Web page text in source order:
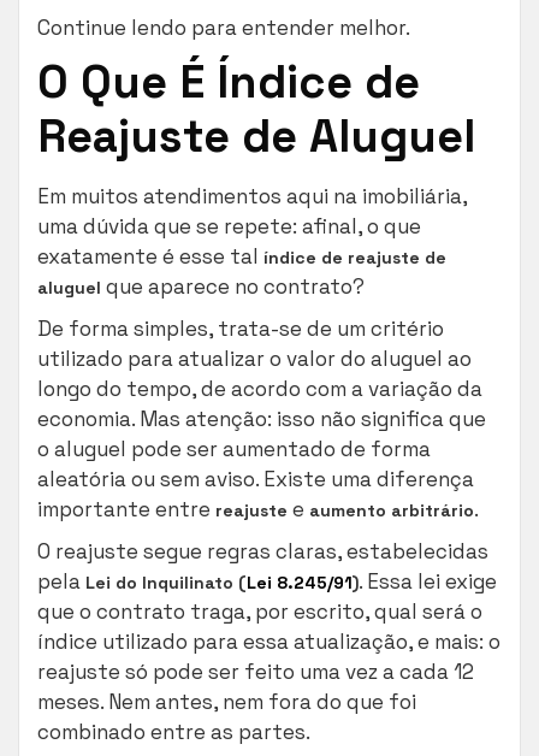
Continue lendo para entender melhor.
O Que É Índice de
Reajuste de Aluguel
Em muitos atendimentos aqui na imobiliária,
uma dúvida que se repete: afinal, o que
exatamente é esse tal índice de reajuste de
aluguel que aparece no contrato?
De forma simples, trata-se de um critério
utilizado para atualizar o valor do aluguel ao
longo do tempo, de acordo com a variação da
economia. Mas atenção: isso não significa que
o aluguel pode ser aumentado de forma
aleatória ou sem aviso. Existe uma diferença
importante entre reajuste e aumento arbitrário.
O reajuste segue regras claras, estabelecidas
pela Lei do Inquilinato (Lei 8.245/91). Essa lei exige
que o contrato traga, por escrito, qual será o
índice utilizado para essa atualização, e mais: o
reajuste só pode ser feito uma vez a cada 12
meses. Nem antes, nem fora do que foi
combinado entre as partes.